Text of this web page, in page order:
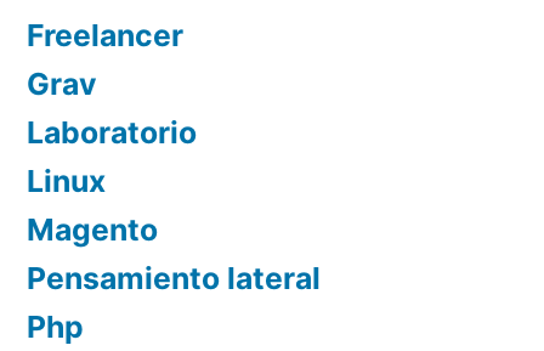
Freelancer
Grav
Laboratorio
Linux
Magento
Pensamiento lateral
Php